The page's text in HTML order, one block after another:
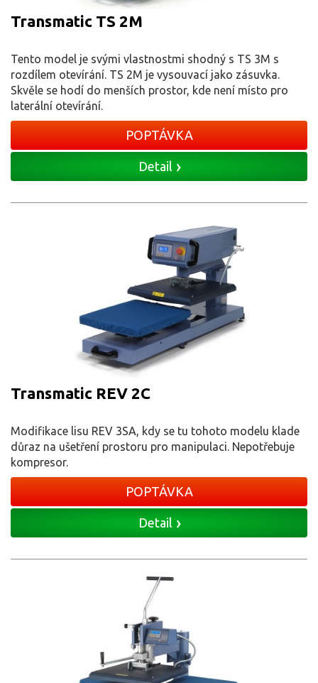
Transmatic TS 2M
Tento model je svými vlastnostmi shodný s TS 3M s
rozdílem otevírání. TS 2M je vysouvací jako zásuvka.
Skvěle se hodí do menších prostor, kde není místo pro
laterální otevírání.
POPTÁVKA
Detail
Transmatic REV 2C
Modifikace lisu REV 3SA, kdy se tu tohoto modelu klade
důraz na ušetření prostoru pro manipulaci. Nepotřebuje
kompresor.
POPTÁVKA
Detail